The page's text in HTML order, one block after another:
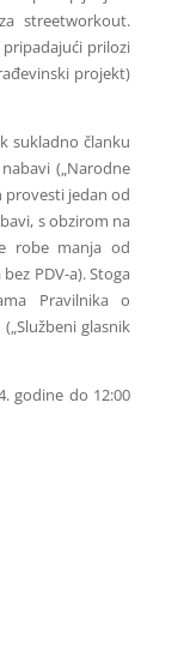
streetworkout.
prilozi
projekt)
sukladno članku
(„Narodne
provesti jedan od
s obzirom na
robe manja od
PDV-a). Stoga
Pravilnika o
glasnik
godine do 12:00